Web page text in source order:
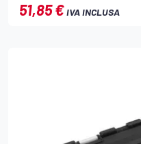
51,85 €IVA INCLUSA